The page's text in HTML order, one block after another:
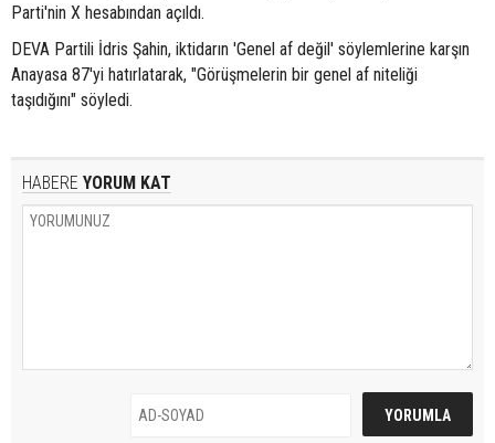
Parti'nin X hesabından açıldı.
DEVA Partili İdris Şahin, iktidarın 'Genel af değil' söylemlerine karşın
Anayasa 87'yi hatırlatarak, "Görüşmelerin bir genel af niteliği
taşıdığını" söyledi.
HABERE YORUM KAT